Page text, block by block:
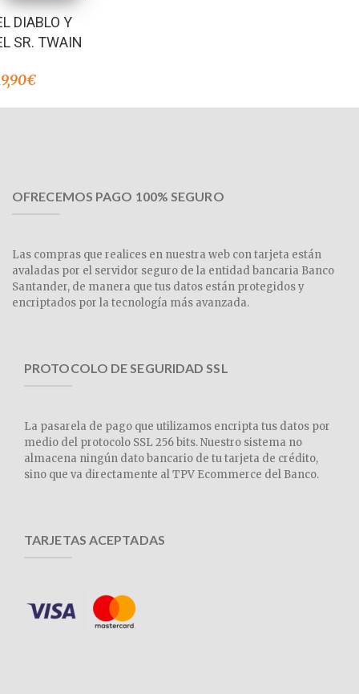
DIABLO Y
SR. TWAIN
€
OFRECEMOS PAGO 100% SEGURO
Las compras que realices en nuestra web con tarjeta están
avaladas por el servidor seguro de la entidad bancaria Banco
Santander, de manera que tus datos están protegidos y
encriptados por la tecnología más avanzada.
PROTOCOLO DE SEGURIDAD SSL
La pasarela de pago que utilizamos encripta tus datos por
medio del protocolo SSL 256 bits. Nuestro sistema no
almacena ningún dato bancario de tu tarjeta de crédito,
sino que va directamente al TPV Ecommerce del Banco.
TARJETAS ACEPTADAS